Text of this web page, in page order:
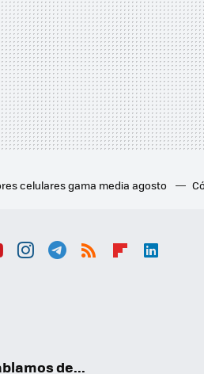
celulares gama media agosto
de...